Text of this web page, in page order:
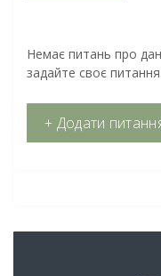
Немає питань про
задайте своє питання.
+ Додати